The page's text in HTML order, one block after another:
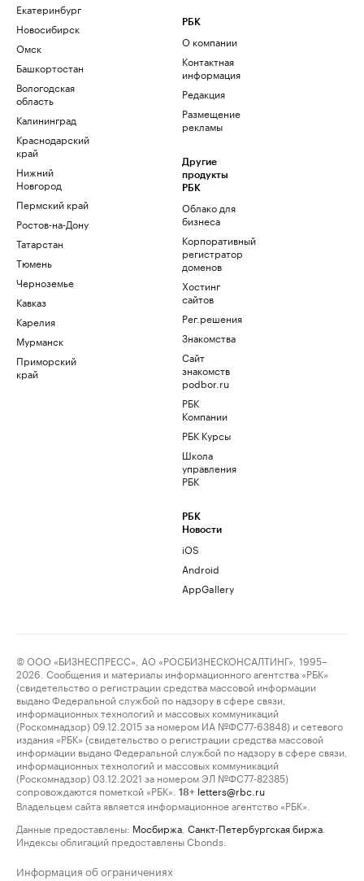
Екатеринбург
Новосибирск
Омск
Башкортостан
Вологодская
область
Калининград
Краснодарский
край
Нижний
Новгород
Пермский край
Ростов-на-Дону
Татарстан
Тюмень
Черноземье
Кавказ
Карелия
Мурманск
Приморский
край
РБК
О компании
Контактная
информация
Редакция
Размещение
рекламы
Другие
продукты
РБК
Облако для
бизнеса
Корпоративный
регистратор
доменов
Хостинг
сайтов
Рег.решения
Знакомства
Сайт
знакомств
podbor.ru
РБК
Компании
РБК Курсы
Школа
управления
РБК
РБК
Новости
iOS
Android
AppGallery
© ООО «БИЗНЕСПРЕСС», АО «РОСБИЗНЕСКОНСАЛТИНГ», 1995–
2026. Сообщения и материалы информационного агентства «РБК»
(свидетельство о регистрации средства массовой информации
выдано Федеральной службой по надзору в сфере связи,
информационных технологий и массовых коммуникаций
(Роскомнадзор) 09.12.2015 за номером ИА №ФС77-63848) и сетевого
издания «РБК» (свидетельство о регистрации средства массовой
информации выдано Федеральной службой по надзору в сфере связи,
информационных технологий и массовых коммуникаций
(Роскомнадзор) 03.12.2021 за номером ЭЛ №ФС77-82385)
сопровождаются пометкой «РБК».
18+ letters@rbc.ru
Владельцем сайта является информационное агентство «РБК».
Данные предоставлены: Мосбиржа Санкт-Петербургская биржа
Индексы облигаций предоставлены Cbonds.
Информация об ограничениях